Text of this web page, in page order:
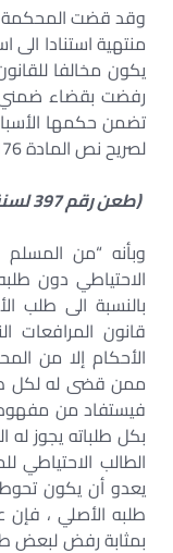
وقد قضت المحكمة
منتهية استنادا الى
يكون مخالفا
رفضت بقضاء ضمني
تضمن حكمها
لصريح نص المادة 176 من قانون المرافعات ”
(طعن رقم 397 لسنة 16ق “إدارية عليا” جلسة 13/6/1976)
وبأنه “من
الاحتياطي دون
قانون
الأحكام إلا من
ممن قضى له لكل
فيستفاد من
بكل طلباته يجوز
الطالب الاحتياطي
يعدو أن يكون
طلبه الأصلي ، فإن
بمثابة رفض لبعض